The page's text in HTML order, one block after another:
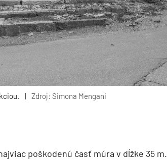
| Zdroj: Simona Mengani
poškodenú časť múra v dĺžke 35 m.